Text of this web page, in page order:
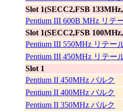
Slot 1(SECC2,FSB
Pentium III 600B MHz リテ
Slot 1(SECC2,FSB
Pentium III 550MHz リテー
Pentium III 450MHz リテー
Slot 1
Pentium II 450MHz バルク
Pentium II 400MHz バルク
Pentium II 350MHz バルク